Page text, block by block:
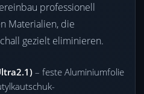
professionell
Materialien, die
gezielt eliminieren.
– feste Aluminiumfolie